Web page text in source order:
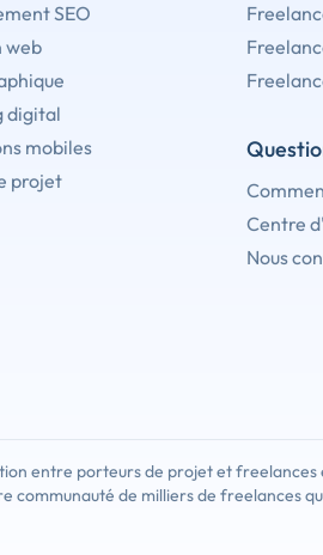
SEO
web
digital
mobiles
projet
Centre
Nous
entre porteurs de projet et
communauté de milliers de freelances